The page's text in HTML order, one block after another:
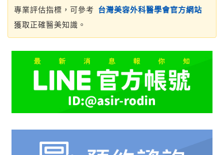
專業評估指標，可參考 台灣美容外科醫學會官方網站
獲取正確醫美知識。